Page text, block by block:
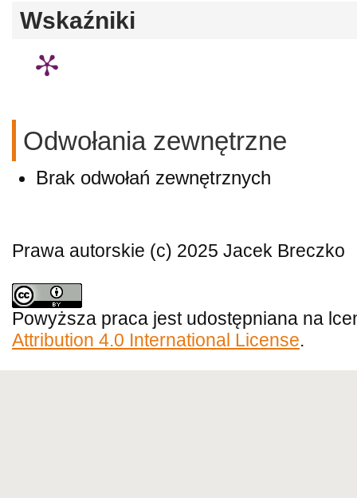
Wskaźniki
Odwołania zewnętrzne
Brak odwołań zewnętrznych
Prawa autorskie (c) 2025 Jacek Breczko
Powyższa praca jest udostępniana na
Attribution 4.0 International License.